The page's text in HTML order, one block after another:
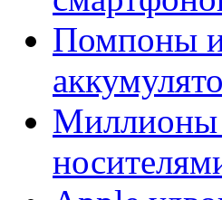
Помпоны
Миллионы